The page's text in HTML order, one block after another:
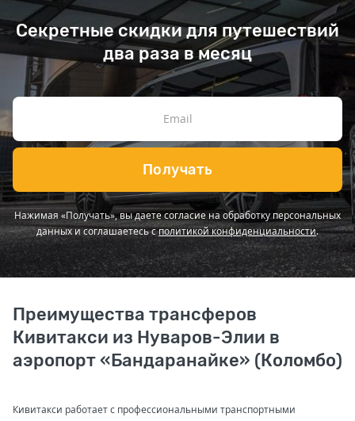
Секретные скидки для путешествий
два раза в месяц
Получать
Нажимая «Получать», вы даете согласие на обработку персональных
данных и соглашаетесь сполитикой конфиденциальности.
Преимущества трансферов
Кивитакси из Нуваров-Элии в
аэропорт «Бандаранайке» (Коломбо)
Кивитакси работает с профессиональными транспортными